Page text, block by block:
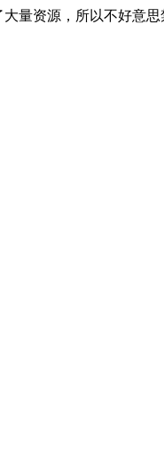
量资源，所以不好意